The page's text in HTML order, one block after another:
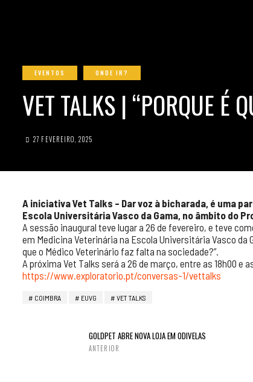
EVENTOS ONDE IR?
VET TALKS | “PORQUE É
27 FEVEREIRO, 2025
A iniciativa Vet Talks – Dar voz à bicharada, é uma
Escola Universitária Vasco da Gama, no âmbito do
A sessão inaugural teve lugar a 26 de fevereiro, e teve
em Medicina Veterinária na Escola Universitária Vasco
que o Médico Veterinário faz falta na sociedade?”.
A próxima Vet Talks será a 26 de março, entre as 18h00 e
https://www.exploratorio.pt/conversas-1/vettalks
COIMBRA EUVG VET TALKS
GOLDPET ABRE NOVA LOJA EM ODIVELAS
ANTERIOR